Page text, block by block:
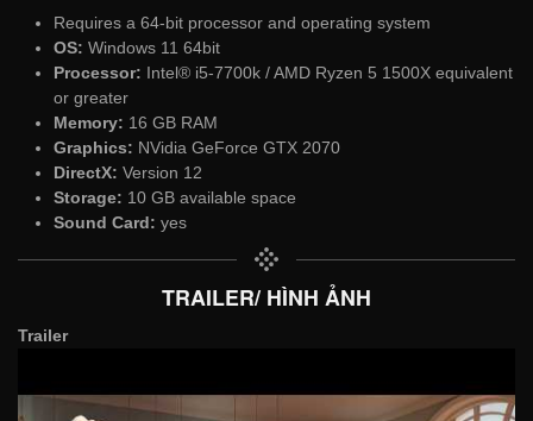
Requires a 64-bit processor and operating system
OS: Windows 11 64bit
Processor: Intel® i5-7700k / AMD Ryzen 5 1500X equivalent
or greater
Memory: 16 GB RAM
Graphics: NVidia GeForce GTX 2070
DirectX: Version 12
Storage: 10 GB available space
Sound Card: yes
TRAILER/ HÌNH ẢNH
Trailer